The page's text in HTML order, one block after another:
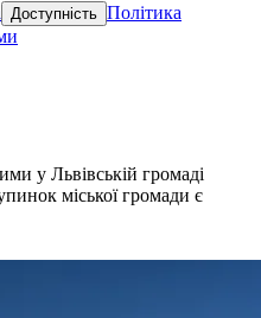
Доступність Політика
у Львівській громаді
міської громади є